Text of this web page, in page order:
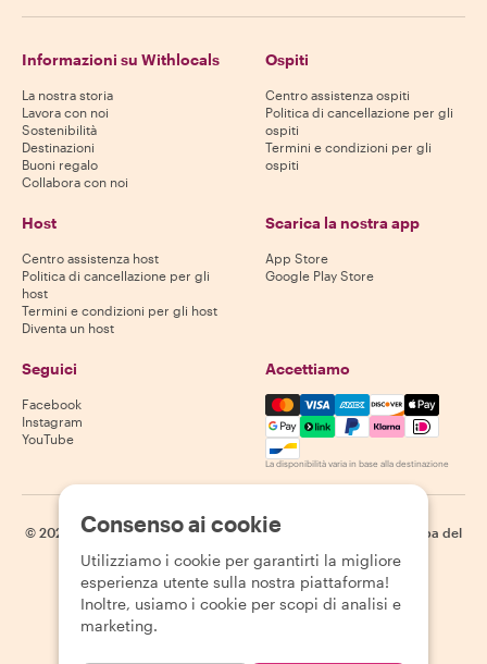
Informazioni su Withlocals
La nostra storia
Lavora con noi
Sostenibilità
Destinazioni
Buoni regalo
Collabora con noi
Ospiti
Centro assistenza ospiti
Politica di cancellazione per gli
ospiti
Termini e condizioni per gli
ospiti
Host
Centro assistenza host
Politica di cancellazione per gli
host
Termini e condizioni per gli host
Diventa un host
Scarica la nostra app
App Store
Google Play Store
Seguici
Facebook
Instagram
YouTube
Accettiamo
Mastercard, Visa, Amex,
La disponibilità varia in base alla destinazione
© 2026 Withlocals.com | Informativa sulla privacy
Mappa del
Consenso ai cookie
Utilizziamo i cookie per garantirti la migliore
esperienza utente sulla nostra piattaforma!
Inoltre, usiamo i cookie per scopi di analisi e
marketing.